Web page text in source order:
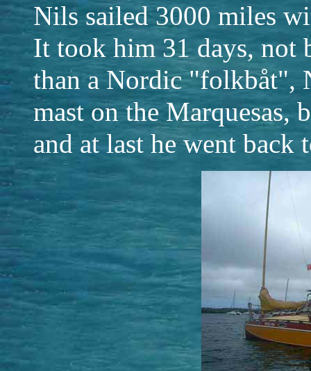
Nils sailed 3000 miles
It took him 31 days, not
than a Nordic "folkbåt",
mast on the Marquesas,
and at last he went back